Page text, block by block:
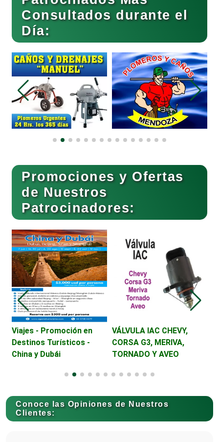
Bebidas
Belleza
Bordados y Estampados
Boutiques
Buceo
Cafeterías
Cajas de Ahorro
Cámaras de Comercio
Camiones para Fletes
Cancelería de Aluminio
Consultados durante el
Día:
Promociones y Ofertas
de Nuestros
Patrocinadores:
Viajes - Promoción en
Destinos Turísticos -
China y Dubái
VÁLVULA IAC CHEVY,
CORSA G3, MERIVA,
TORNADO Y AVEO
Conoce las Opiniones de Nuestros
Clientes: